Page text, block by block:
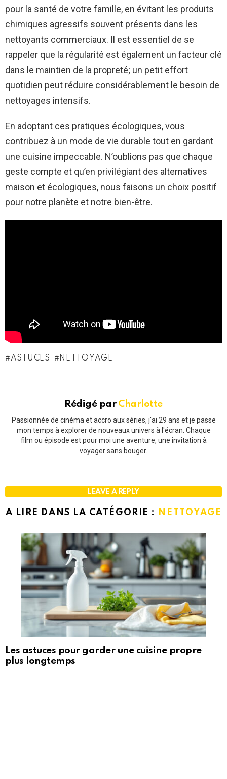
pour la santé de votre famille, en évitant les produits
chimiques agressifs souvent présents dans les
nettoyants commerciaux. Il est essentiel de se
rappeler que la régularité est également un facteur clé
dans le maintien de la propreté; un petit effort
quotidien peut réduire considérablement le besoin de
nettoyages intensifs.
En adoptant ces pratiques écologiques, vous
contribuez à un mode de vie durable tout en gardant
une cuisine impeccable. N’oublions pas que chaque
geste compte et qu’en privilégiant des alternatives
maison et écologiques, nous faisons un choix positif
pour notre planète et notre bien-être.
ASTUCES NETTOYAGE
Rédigé par Charlotte
Passionnée de cinéma et accro aux séries, j'ai 29 ans et je passe
mon temps à explorer de nouveaux univers à l'écran. Chaque
film ou épisode est pour moi une aventure, une invitation à
voyager sans bouger.
LEAVE A REPLY
A LIRE DANS LA CATÉGORIE : NETTOYAGE
Les astuces pour garder une cuisine propre
plus longtemps